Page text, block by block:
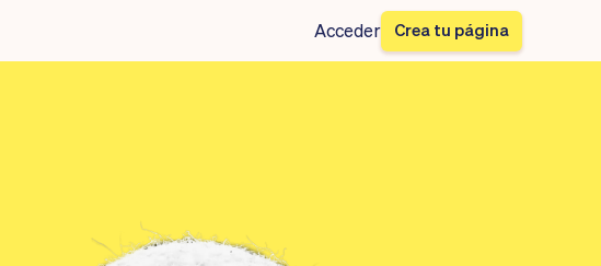
Acceder Crea tu página